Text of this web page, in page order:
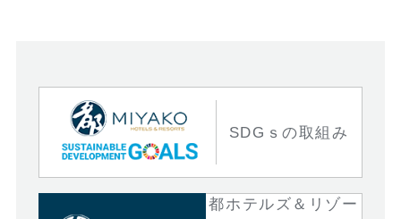
SDGｓの取組み
都ホテルズ＆リゾー